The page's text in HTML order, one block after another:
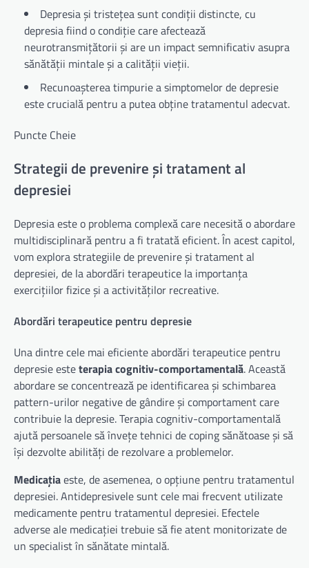
Depresia și tristețea sunt condiții distincte, cu
depresia fiind o condiție care afectează
neurotransmițătorii și are un impact semnificativ asupra
sănătății mintale și a calității vieții.
Recunoașterea timpurie a simptomelor de depresie
este crucială pentru a putea obține tratamentul adecvat.
Puncte Cheie
Strategii de prevenire și tratament al
depresiei
Depresia este o problema complexă care necesită o abordare
multidisciplinară pentru a fi tratată eficient. În acest capitol,
vom explora strategiile de prevenire și tratament al
depresiei, de la abordări terapeutice la importanța
exercițiilor fizice și a activităților recreative.
Abordări terapeutice pentru depresie
Una dintre cele mai eficiente abordări terapeutice pentru
depresie esteterapia cognitiv-comportamentală. Această
abordare se concentrează pe identificarea și schimbarea
pattern-urilor negative de gândire și comportament care
contribuie la depresie. Terapia cognitiv-comportamentală
ajută persoanele să învețe tehnici de coping sănătoase și să
își dezvolte abilități de rezolvare a problemelor.
Medicațiaeste, de asemenea, o opțiune pentru tratamentul
depresiei. Antidepresivele sunt cele mai frecvent utilizate
medicamente pentru tratamentul depresiei. Efectele
adverse ale medicației trebuie să fie atent monitorizate de
un specialist în sănătate mintală.